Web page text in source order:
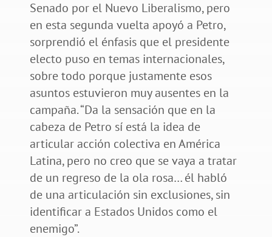
Senado por el Nuevo Liberalismo, pero
en esta segunda vuelta apoyó a Petro,
sorprendió el énfasis que el presidente
electo puso en temas internacionales,
sobre todo porque justamente esos
asuntos estuvieron muy ausentes en la
campaña. “Da la sensación que en la
cabeza de Petro sí está la idea de
articular acción colectiva en América
Latina, pero no creo que se vaya a tratar
de un regreso de la ola rosa… él habló
de una articulación sin exclusiones, sin
identificar a Estados Unidos como el
enemigo”.